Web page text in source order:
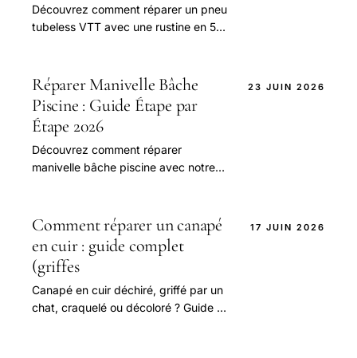
Découvrez comment réparer un pneu
tubeless VTT avec une rustine en 5
pour une réparation efficace et
sécuritaire. Économisez jusqu'à 50%
en réparant vous-même
Réparer Manivelle Bâche
Piscine : Guide Étape par
Étape 2026
Découvrez comment réparer
manivelle bâche piscine avec notre
Comparez les prix et les modèles
d'enrouleurs bache piscine
23 JUIN 2026
Comment réparer un canapé
en cuir : guide complet
(griffes
Canapé en cuir déchiré, griffé par un
chat, craquelé ou décoloré ? Guide de
17 JUIN 2026